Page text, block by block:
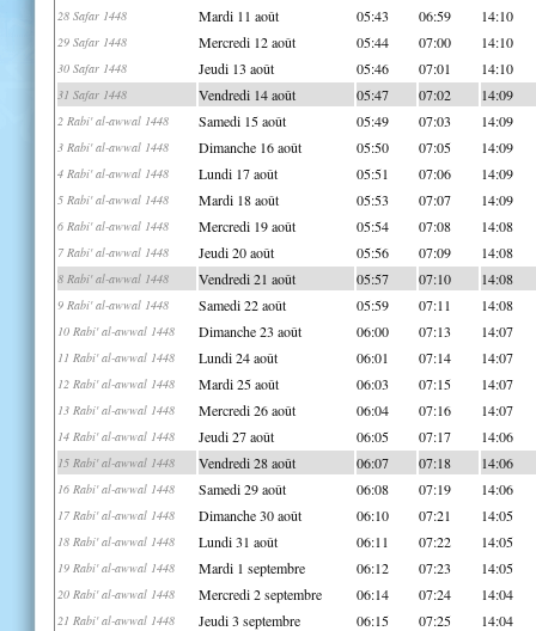
28 Safar 1448 Mardi 11 août 05:43 06:59 14:10
29 Safar 1448 Mercredi 12 août 05:44 07:00 14:10
30 Safar 1448 Jeudi 13 août 05:46 07:01 14:10
31 Safar 1448 Vendredi 14 août 05:47 07:02 14:09
2 Rabi' al-awwal 1448 Samedi 15 août 05:49 07:03 14:09
3 Rabi' al-awwal 1448 Dimanche 16 août 05:50 07:05 14:09
4 Rabi' al-awwal 1448 Lundi 17 août 05:51 07:06 14:09
5 Rabi' al-awwal 1448 Mardi 18 août 05:53 07:07 14:09
6 Rabi' al-awwal 1448 Mercredi 19 août 05:54 07:08 14:08
7 Rabi' al-awwal 1448 Jeudi 20 août 05:56 07:09 14:08
8 Rabi' al-awwal 1448 Vendredi 21 août 05:57 07:10 14:08
9 Rabi' al-awwal 1448 Samedi 22 août 05:59 07:11 14:08
10 Rabi' al-awwal 1448 Dimanche 23 août 06:00 07:13 14:07
11 Rabi' al-awwal 1448 Lundi 24 août 06:01 07:14 14:07
12 Rabi' al-awwal 1448 Mardi 25 août 06:03 07:15 14:07
13 Rabi' al-awwal 1448 Mercredi 26 août 06:04 07:16 14:07
14 Rabi' al-awwal 1448 Jeudi 27 août 06:05 07:17 14:06
15 Rabi' al-awwal 1448 Vendredi 28 août 06:07 07:18 14:06
16 Rabi' al-awwal 1448 Samedi 29 août 06:08 07:19 14:06
17 Rabi' al-awwal 1448 Dimanche 30 août 06:10 07:21 14:05
18 Rabi' al-awwal 1448 Lundi 31 août 06:11 07:22 14:05
19 Rabi' al-awwal 1448 Mardi 1 septembre 06:12 07:23 14:05
20 Rabi' al-awwal 1448 Mercredi 2 septembre 06:14 07:24 14:04
21 Rabi' al-awwal 1448 Jeudi 3 septembre 06:15 07:25 14:04